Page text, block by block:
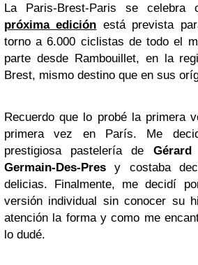
La Paris-Brest-Paris se
próxima edición está prevista
torno a 6.000 ciclistas de todo el
parte desde Rambouillet, en la
Brest, mismo destino que en sus
Recuerdo que lo probé la primera
primera vez en París. Me
prestigiosa pastelería de
Germain-Des-Pres y costaba
delicias. Finalmente, me decidí
versión individual sin conocer su
atención la forma y como me
lo dudé.